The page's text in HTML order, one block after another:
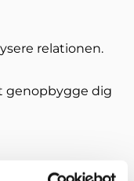
relationen.
genopbygge dig